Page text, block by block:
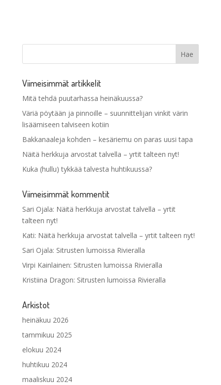
Viimeisimmät artikkelit
Mitä tehdä puutarhassa heinäkuussa?
Väriä pöytään ja pinnoille – suunnittelijan vinkit värin
lisäämiseen talviseen kotiin
Bakkanaaleja kohden – kesäriemu on paras uusi tapa
Näitä herkkuja arvostat talvella – yrtit talteen nyt!
Kuka (hullu) tykkää talvesta huhtikuussa?
Viimeisimmät kommentit
Sari Ojala: Näitä herkkuja arvostat talvella – yrtit
talteen nyt!
Kati: Näitä herkkuja arvostat talvella – yrtit talteen nyt!
Sari Ojala: Sitrusten lumoissa Rivieralla
Virpi Kainlainen: Sitrusten lumoissa Rivieralla
Kristiina Dragon: Sitrusten lumoissa Rivieralla
Arkistot
heinäkuu 2026
tammikuu 2025
elokuu 2024
huhtikuu 2024
maaliskuu 2024